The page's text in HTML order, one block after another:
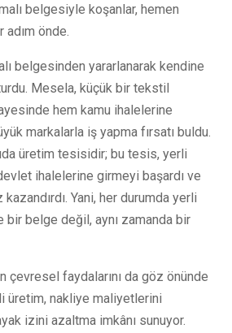
belgesiyle koşanlar, hemen
önde.
belgesinden yararlanarak kendine
Mesela, küçük bir tekstil
hem kamu ihalelerine
markalarla iş yapma fırsatı buldu.
üretim tesisidir; bu tesis, yerli
ihalelerine girmeyi başardı ve
Yani, her durumda yerli
bir belge değil, aynı zamanda bir
çevresel faydalarını da göz önünde
üretim, nakliye maliyetlerini
izini azaltma imkânı sunuyor.